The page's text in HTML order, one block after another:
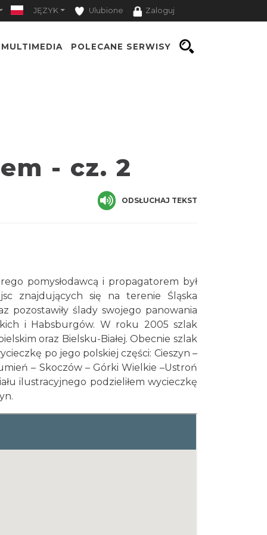
JĘZYK Ulubione Zaloguj
MULTIMEDIA POLECANE SERWISY
- cz. 2
ODSŁUCHAJ TEKST
pomysłodawcą i propagatorem był
znajdujących się na terenie Śląska
ślady swojego panowania
i Habsburgów. W roku 2005 szlak
oraz Bielsku-Białej. Obecnie szlak
po jego polskiej części: Cieszyn –
– Skoczów – Górki Wielkie –Ustroń
ilustracyjnego podzieliłem wycieczkę